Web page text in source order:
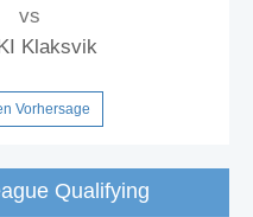
vs
Klaksvik
Vorhersage
Qualifying